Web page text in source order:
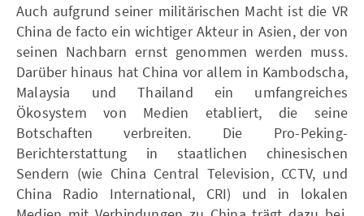
Auch aufgrund seiner militärischen Macht ist die VR
China de facto ein wichtiger Akteur in Asien, der von
seinen Nachbarn ernst genommen werden muss.
Darüber hinaus hat China vor allem in Kambodscha,
Malaysia und Thailand ein umfangreiches
Ökosystem von Medien etabliert, die seine
Botschaften verbreiten. Die Pro-Peking-
Berichterstattung in staatlichen chinesischen
Sendern (wie China Central Television, CCTV, und
China Radio International, CRI) und in lokalen